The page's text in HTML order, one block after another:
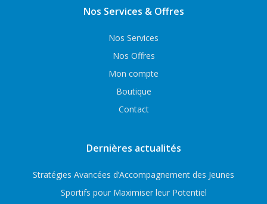
Nos Services & Offres
Nos Services
Nos Offres
Mon compte
Boutique
Contact
Dernières actualités
Stratégies Avancées d’Accompagnement des Jeunes
Sportifs pour Maximiser leur Potentiel